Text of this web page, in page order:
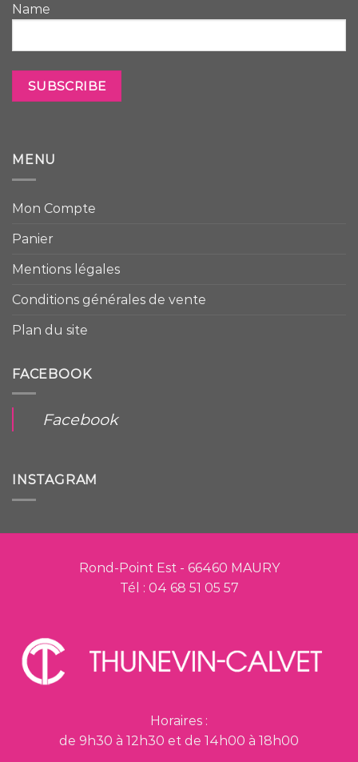
Name
MENU
Mon Compte
Panier
Mentions légales
Conditions générales de vente
Plan du site
FACEBOOK
Facebook
INSTAGRAM
Rond-Point Est - 66460 MAURY
Tél : 04 68 51 05 57
Horaires :
de 9h30 à 12h30 et de 14h00 à 18h00